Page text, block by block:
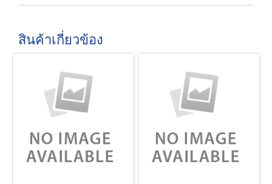
สินค้าเกี่ยวข้อง